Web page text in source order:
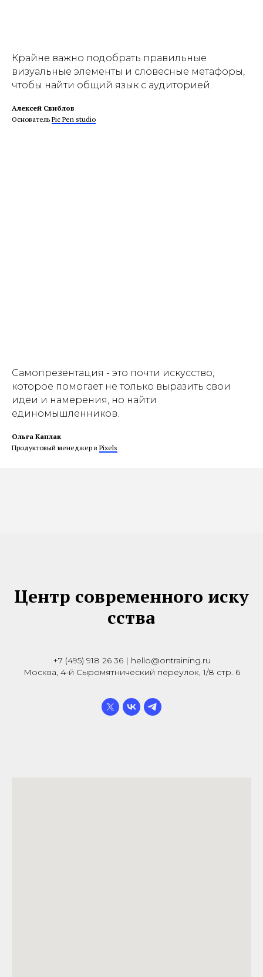
Крайне важно подобрать правильные
визуальные элементы и словесные метафоры,
чтобы найти общий язык с аудиторией.
Алексей Свиблов
Основатель Pic Pen studio
Самопрезентация - это почти искусство,
которое помогает не только выразить свои
идеи и намерения, но найти
единомышленников.
Ольга Каплак
Продуктовый менеджер в Pixels
Центр современного иску
сства
+7 (495) 918 26 36 | hello@ontraining.ru
Москва, 4-й Сыромятнический переулок, 1/8 стр. 6